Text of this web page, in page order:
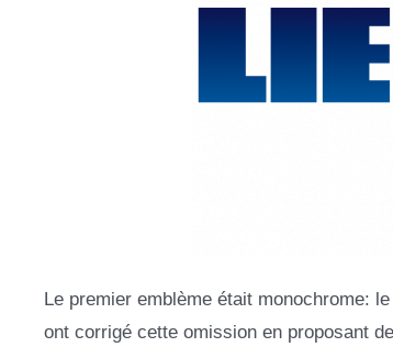
Le premier emblème était monochrome:
ont corrigé cette omission en proposant